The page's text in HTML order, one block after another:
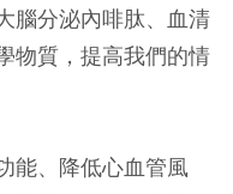
腦分泌內啡肽、血清
物質，提高我們的情
能、降低心血管風